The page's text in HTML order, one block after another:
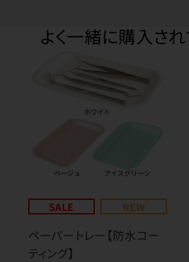
よく一緒に購入さ
SALE NEW
ペーパートレー【防水コー
ティング】